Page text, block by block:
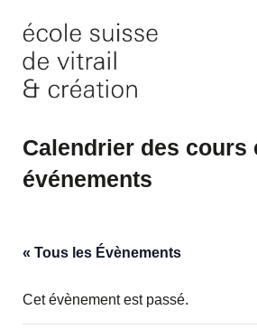
content
Calendrier des cours
événements
« Tous les Évènements
Cet évènement est passé.